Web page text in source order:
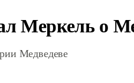
Меркель о
Медведеве